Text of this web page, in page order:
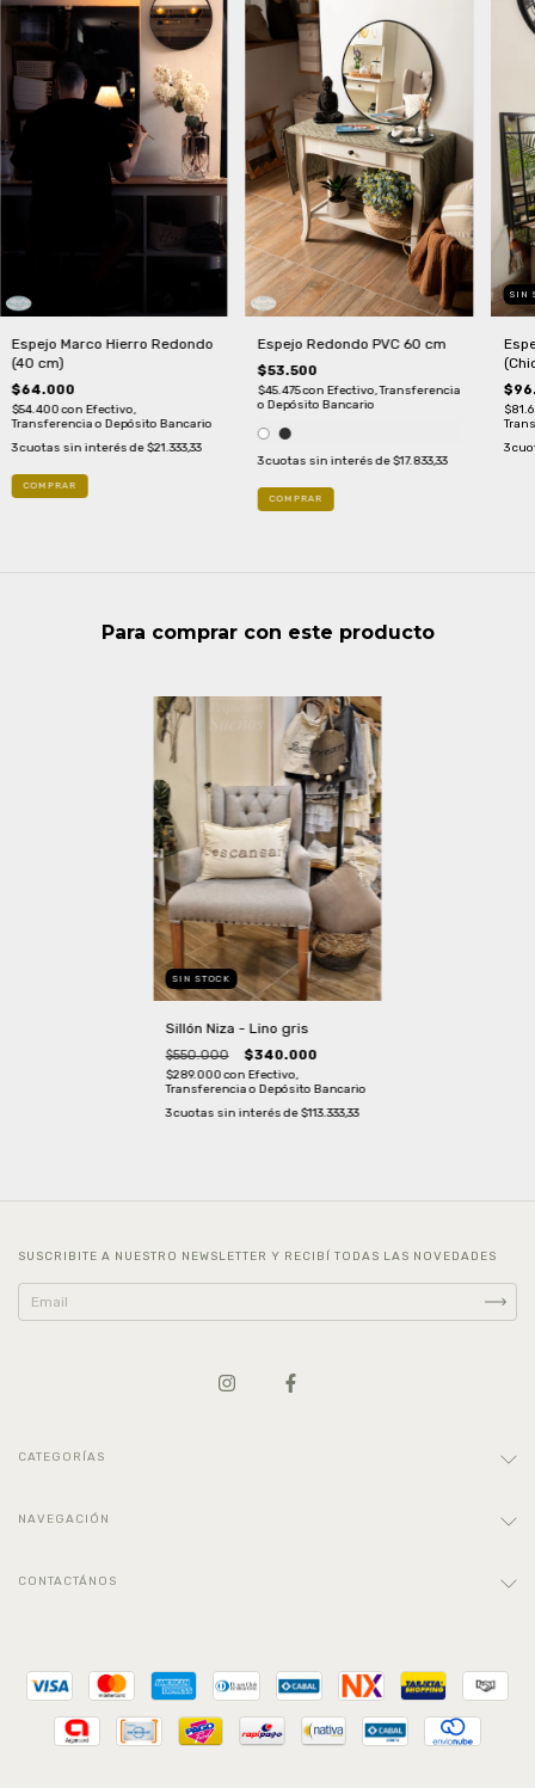
Espejo Marco Hierro Redondo
(40 cm)
$64.000
$54.400con Efectivo,
Transferencia o Depósito Bancario
3cuotas sin interés de$21.333,33
Espejo Redondo PVC 60 cm
$53.500
$45.475con Efectivo, Transferencia
o Depósito Bancario
3cuotas sin interés de$17.833,33
COMPRAR
SIN
3
Para comprar con este producto
SIN STOCK
Sillón Niza - Lino gris
$550.000 $340.000
$289.000con Efectivo,
Transferencia o Depósito Bancario
3cuotas sin interés de$113.333,33
SUSCRIBITE A NUESTRO NEWSLETTER Y RECIBÍ TODAS LAS NOVEDADES
CATEGORÍAS
NAVEGACIÓN
CONTACTÁNOS